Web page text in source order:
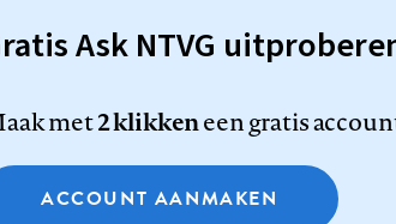
Ask NTVG
met2 klikkeneen gratis
ACCOUNT AANMAKEN